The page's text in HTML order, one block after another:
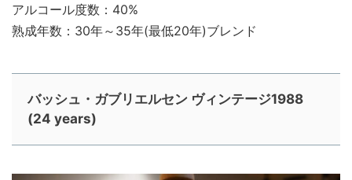
アルコール度数：40%
熟成年数：30年～35年(最低20年)ブレンド
バッシュ・ガブリエルセン ヴィンテージ1988
(24 years)